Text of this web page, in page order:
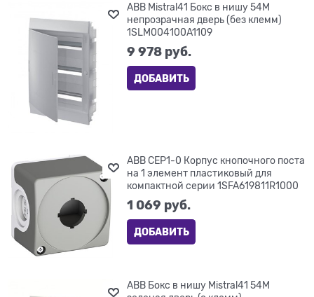
ABB Mistral41 Бокс в нишу 54М
непрозрачная дверь (без клемм)
1SLM004100A1109
9 978 руб.
ДОБАВИТЬ
ABB CEP1-0 Корпус кнопочного поста
на 1 элемент пластиковый для
компактной серии 1SFA619811R1000
1 069 руб.
ДОБАВИТЬ
ABB Бокс в нишу Mistral41 54М